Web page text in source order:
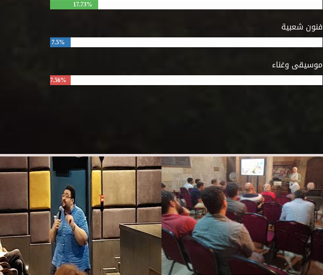
17.73%
فنون شعبية
7.5%
موسيقى وغناء
7.56%